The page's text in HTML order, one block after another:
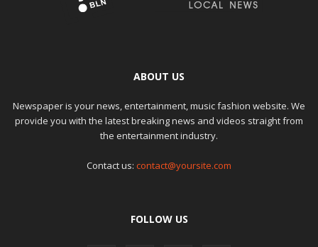
ABOUT US
Newspaper is your news, entertainment, music fashion website. We
provide you with the latest breaking news and videos straight from
the entertainment industry.
Contact us: contact@yoursite.com
FOLLOW US